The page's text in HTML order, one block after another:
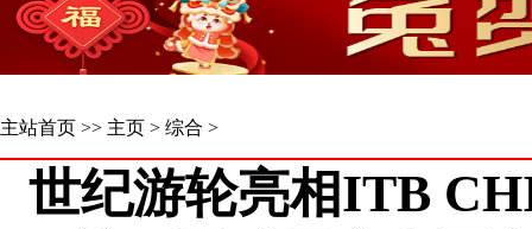
主站首页 >> 主页 > 综合 >
世纪游轮亮相ITB